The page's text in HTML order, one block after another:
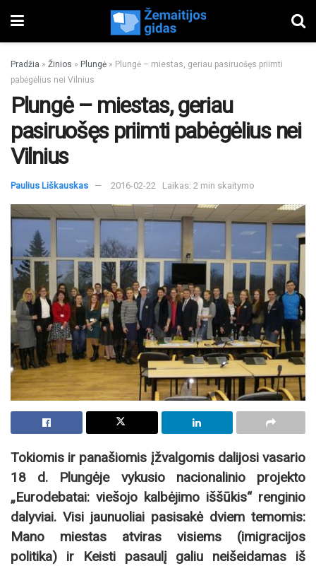
Pradžia » Žinios » Plungė » Plungė – miestas, geriau pasiruošęs priimti
pabėgėlius nei Vilnius
Plungė – miestas, geriau
pasiruošęs priimti pabėgėlius nei
Vilnius
Paulius Liškauskas 2016-02-22 Laikas: 2 min skaitymo
Tokiomis ir panašiomis įžvalgomis dalijosi vasario
18 d. Plungėje vykusio nacionalinio projekto
„Eurodebatai: viešojo kalbėjimo iššūkis“ renginio
dalyviai. Visi jaunuoliai pasisakė dviem temomis:
Mano miestas atviras visiems (imigracijos
politika) ir Keisti pasaulį galiu neišeidamas iš